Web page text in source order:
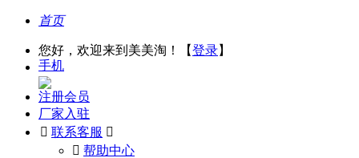
首页
您好，欢迎来到美美淘！【登录】
手机
注册会员
厂家入驻
 联系客服 
󰅃 帮助中心